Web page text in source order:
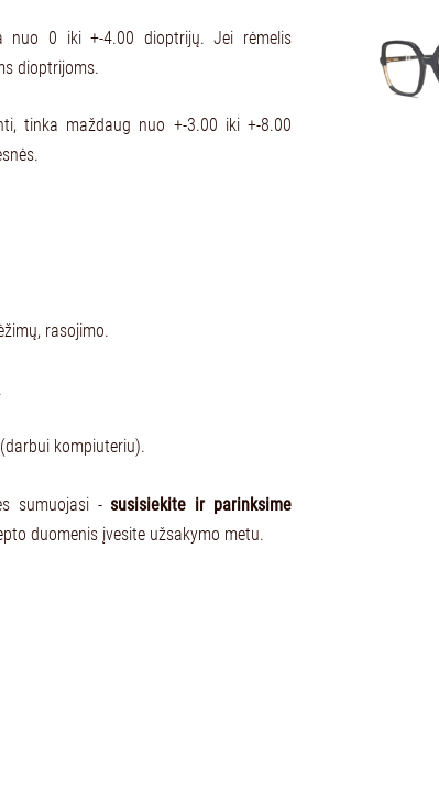
nuo 0 iki +-4.00 dioptrijų. Jei rėmelis
dioptrijoms.
tinka maždaug nuo +-3.00 iki +-8.00
rasojimo.
kompiuteriu).
sumuojasi - susisiekite ir parinksime
duomenis įvesite užsakymo metu.